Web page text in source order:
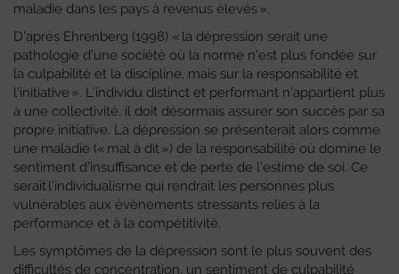
maladie dans les pays à revenus élevés ».
D’après Ehrenberg (1998) « la dépression serait une
pathologie d’une société où la norme n’est plus fondée sur
la culpabilité et la discipline, mais sur la responsabilité et
l’initiative ». L’individu distinct et performant n’appartient plus
à une collectivité, il doit désormais assurer son succès par sa
propre initiative. La dépression se présenterait alors comme
une maladie (« mal à dit ») de la responsabilité où domine le
sentiment d’insuffisance et de perte de l’estime de soi. Ce
serait l’individualisme qui rendrait les personnes plus
vulnérables aux évènements stressants reliés à la
performance et à la compétitivité.
Les symptômes de la dépression sont le plus souvent des
difficultés de concentration, un sentiment de culpabilité